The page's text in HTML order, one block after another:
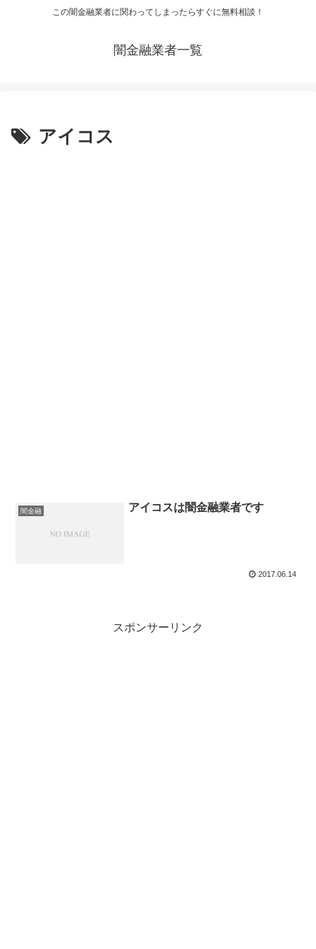
この闇金融業者に関わってしまったらすぐに無料相談！
闇金融業者一覧
アイコス
闇金融 アイコスは闇金融業者です
2017.06.14
スポンサーリンク